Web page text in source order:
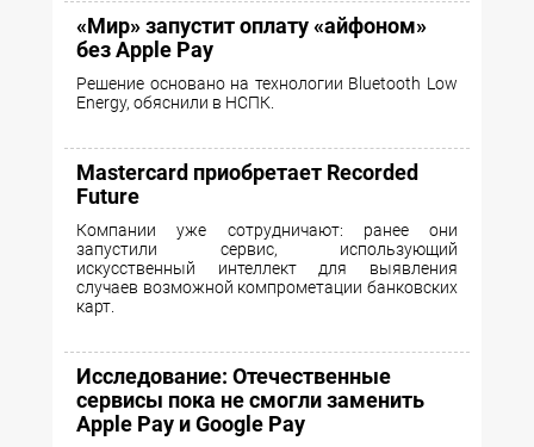
«Мир» запустит оплату «айфоном»
без Apple Pay
Решение основано на технологии Bluetooth Low
Energy, обяснили в НСПК.
Mastercard приобретает Recorded
Future
Компании уже сотрудничают: ранее они
запустили сервис, использующий
искусственный интеллект для выявления
случаев возможной компрометации банковских
карт.
Исследование: Отечественные
сервисы пока не смогли заменить
Apple Pay и Google Pay